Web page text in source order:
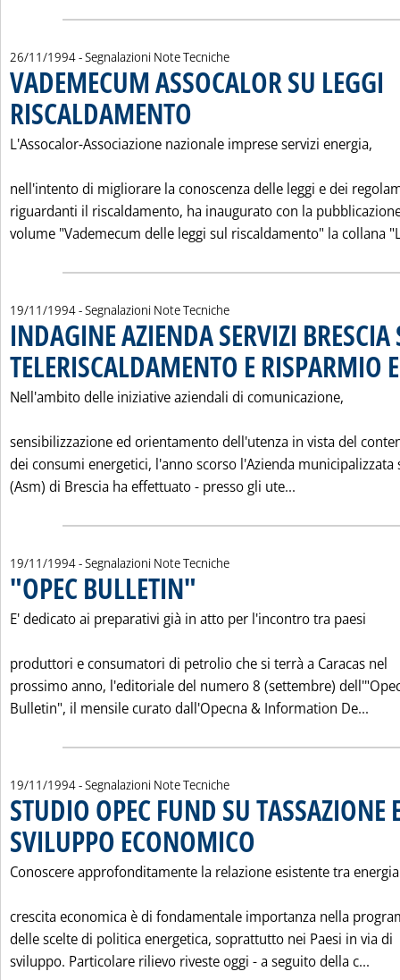
26/11/1994- Segnalazioni Note Tecniche
VADEMECUM ASSOCALOR SU LEGGI
RISCALDAMENTO
L'Assocalor-Associazione nazionale imprese servizi energia,
nell'intento di migliorare la conoscenza delle leggi e dei
riguardanti il riscaldamento, ha inaugurato con la
volume "Vademecum delle leggi sul riscaldamento" la collana
19/11/1994- Segnalazioni Note Tecniche
INDAGINE AZIENDA SERVIZI BRESCIA
TELERISCALDAMENTO E RISPARMIO
Nell'ambito delle iniziative aziendali di comunicazione,
sensibilizzazione ed orientamento dell'utenza in vista del
dei consumi energetici, l'anno scorso l'Azienda municipalizzata
(Asm) di Brescia ha effettuato - presso gli ute...
19/11/1994- Segnalazioni Note Tecniche
"OPEC BULLETIN"
E' dedicato ai preparativi già in atto per l'incontro tra paesi
produttori e consumatori di petrolio che si terrà a Caracas nel
prossimo anno, l'editoriale del numero 8 (settembre)
Bulletin", il mensile curato dall'Opecna & Information De...
19/11/1994- Segnalazioni Note Tecniche
STUDIO OPEC FUND SU TASSAZIONE
SVILUPPO ECONOMICO
Conoscere approfonditamente la relazione esistente tra
crescita economica è di fondamentale importanza nella
delle scelte di politica energetica, soprattutto nei Paesi in via di
sviluppo. Particolare rilievo riveste oggi - a seguito della c...